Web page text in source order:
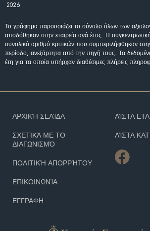
2026
Το γράφημα παρουσιάζει το σύνολο όλων των
αποδόθηκαν στην εταιρεία ανά έτος. Η συγκεντρωτική
συνολικό αριθμό κριτικών που συμπεριλήφθηκαν
περίοδο, ανεξάρτητα από την πηγή τους. Τα
έτη για τα οποία υπήρχαν διαθέσιμες πλήρεις
ΑΡΧΙΚΉ ΣΕΛΊΔΑ
ΣΧΕΤΙΚΆ ΜΕ ΤΟ
ΔΙΑΓΩΝΙΣΜΌ
ΠΟΛΙΤΙΚΉ ΑΠΟΡΡΉΤΟΥ
ΕΠΙΚΟΙΝΩΝΊΑ
ΕΓΓΡΑΦΗ
ΛΊΣΤΑ
ΛΊΣΤΑ